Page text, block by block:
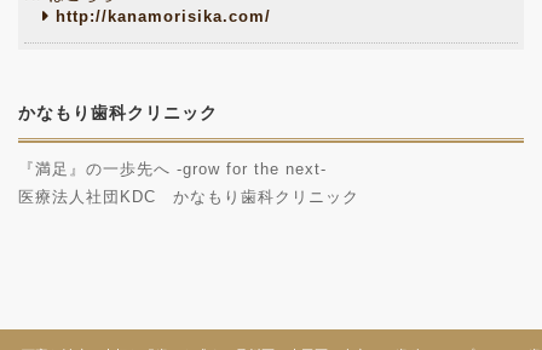
http://kanamorisika.com/
かなもり歯科クリニック
『満足』の一歩先へ -grow for the next-
医療法人社団KDC かなもり歯科クリニック